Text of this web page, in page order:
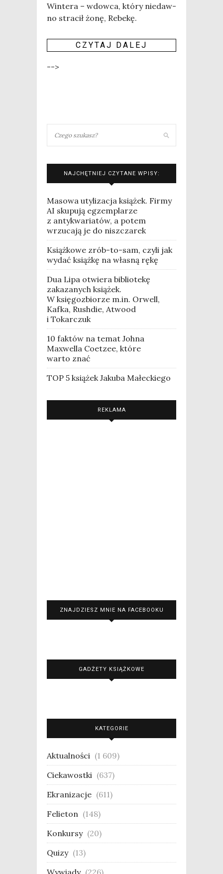
Win­te­ra – wdow­ca, któ­ry nie­daw­
no stra­cił żonę, Rebe­kę.
CZY­TAJ DALEJ
-->
NAJCHĘTNIEJ CZYTANE WPISY:
Masowa utylizacja książek. Firmy
AI skupują egzemplarze
z antykwariatów, a potem
wrzucają je do niszczarek
Książkowe zrób-to-sam, czyli jak
wydać książkę na własną rękę
Dua Lipa otwiera bibliotekę
zakazanych książek.
W księgozbiorze m.in. Orwell,
Kafka, Rushdie, Atwood
i Tokarczuk
10 faktów na temat Johna
Maxwella Coetzee, które
warto znać
TOP 5 książek Jakuba Małeckiego
REKLAMA
ZNAJDZIESZ MNIE NA FACEBOOKU
GADŻETY KSIĄŻKOWE
KATEGORIE
Aktualności (1 609)
Ciekawostki (637)
Ekranizacje (611)
Felieton (148)
Konkursy (20)
Quizy (13)